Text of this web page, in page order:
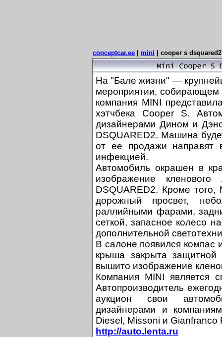
conceptcar.ee mini cooper s
На "Бале жизни" —
мероприятии,
компания MINI
хэтчбека Cooper S.
дизайнерами Дином и
DSQUARED2. Машина
от ее продажи
инфекцией.
Автомобиль окрашен в
изображение
DSQUARED2. Кроме
дорожный просвет,
раллийными фарами,
сеткой, запасное колесо
дополнительной
В салоне появился компас
крыша закрыта защитной
вышито изображение
Компания MINI является
Автопроизводитель
аукцион свои
дизайнерами и
Diesel, Missoni и Gianfranco
http://auto.lenta.ru